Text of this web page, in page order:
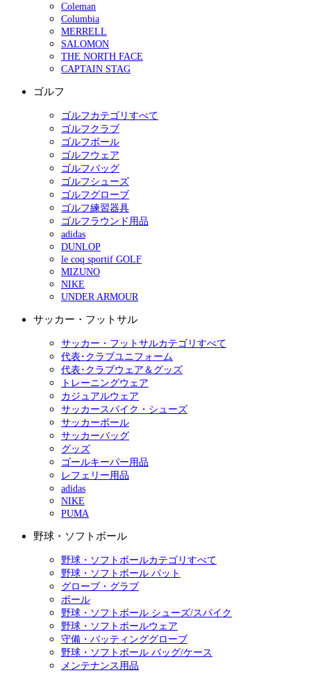
Coleman
Columbia
MERRELL
SALOMON
THE NORTH FACE
CAPTAIN STAG
ゴルフ
ゴルフカテゴリすべて
ゴルフクラブ
ゴルフボール
ゴルフウェア
ゴルフバッグ
ゴルフシューズ
ゴルフグローブ
ゴルフ練習器具
ゴルフラウンド用品
adidas
DUNLOP
le coq sportif GOLF
MIZUNO
NIKE
UNDER ARMOUR
サッカー・フットサル
サッカー・フットサルカテゴリすべて
代表･クラブユニフォーム
代表･クラブウェア＆グッズ
トレーニングウェア
カジュアルウェア
サッカースパイク・シューズ
サッカーボール
サッカーバッグ
グッズ
ゴールキーパー用品
レフェリー用品
adidas
NIKE
PUMA
野球・ソフトボール
野球・ソフトボールカテゴリすべて
野球・ソフトボール バット
グローブ・グラブ
ボール
野球・ソフトボール シューズ/スパイク
野球・ソフトボールウェア
守備・バッティンググローブ
野球・ソフトボール バッグ/ケース
メンテナンス用品